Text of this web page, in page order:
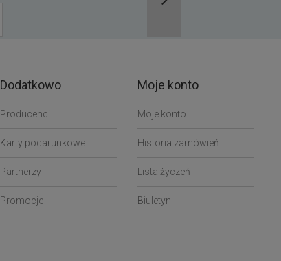
Dodatkowo
Producenci
Karty podarunkowe
Partnerzy
Promocje
Moje konto
Moje konto
Historia zamówień
Lista życzeń
Biuletyn